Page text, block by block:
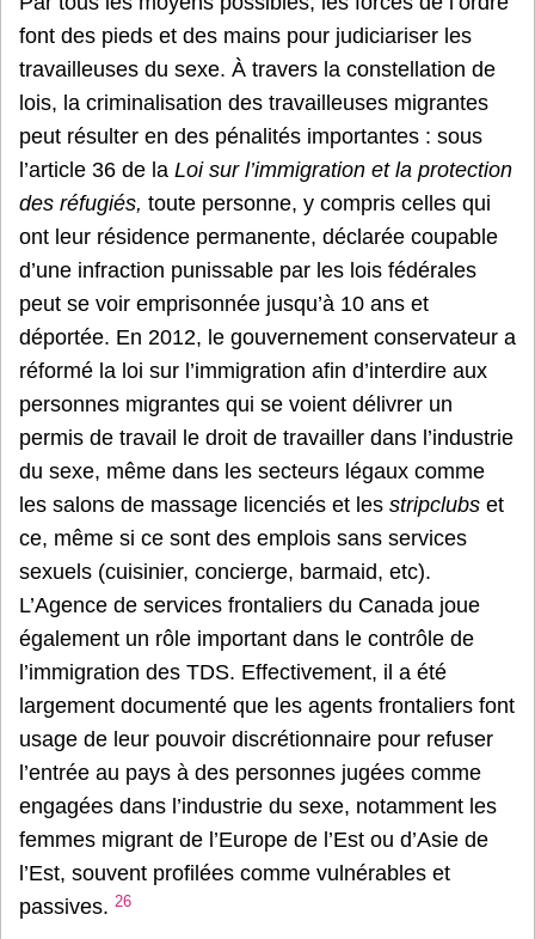
font des pieds et des mains pour judiciariser les
travailleuses du sexe. À travers la constellation de
lois, la criminalisation des travailleuses migrantes
peut résulter en des pénalités importantes : sous
l’article 36 de la Loi sur l’immigration et la protection
des réfugiés, toute personne, y compris celles qui
ont leur résidence permanente, déclarée coupable
d’une infraction punissable par les lois fédérales
peut se voir emprisonnée jusqu’à 10 ans et
déportée. En 2012, le gouvernement conservateur a
réformé la loi sur l’immigration afin d’interdire aux
personnes migrantes qui se voient délivrer un
permis de travail le droit de travailler dans l’industrie
du sexe, même dans les secteurs légaux comme
les salons de massage licenciés et les stripclubs et
ce, même si ce sont des emplois sans services
sexuels (cuisinier, concierge, barmaid, etc).
L’Agence de services frontaliers du Canada joue
également un rôle important dans le contrôle de
l’immigration des TDS. Effectivement, il a été
largement documenté que les agents frontaliers font
usage de leur pouvoir discrétionnaire pour refuser
l’entrée au pays à des personnes jugées comme
engagées dans l’industrie du sexe, notamment les
femmes migrant de l’Europe de l’Est ou d’Asie de
l’Est, souvent profilées comme vulnérables et
passives. 26